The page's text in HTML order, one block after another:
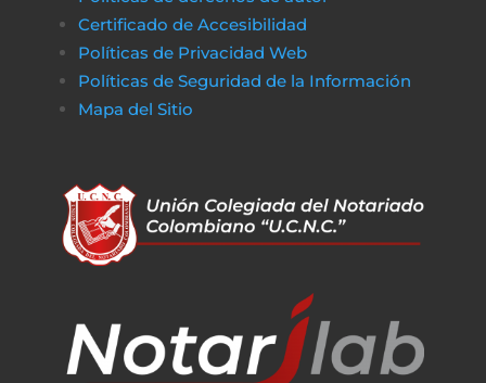
Certificado de Accesibilidad
Políticas de Privacidad Web
Políticas de Seguridad de la Información
Mapa del Sitio